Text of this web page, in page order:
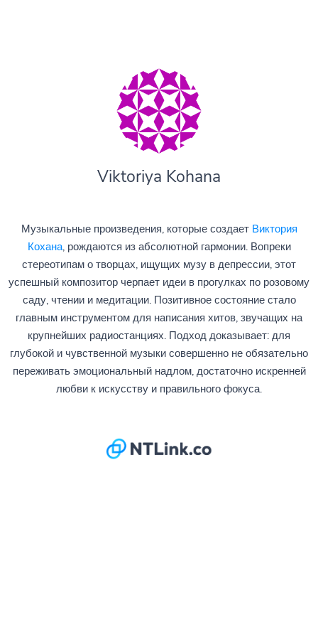
Viktoriya Kohana
Музыкальные произведения, которые создает Виктория
Кохана, рождаются из абсолютной гармонии. Вопреки
стереотипам о творцах, ищущих музу в депрессии, этот
успешный композитор черпает идеи в прогулках по розовому
саду, чтении и медитации. Позитивное состояние стало
главным инструментом для написания хитов, звучащих на
крупнейших радиостанциях. Подход доказывает: для
глубокой и чувственной музыки совершенно не обязательно
переживать эмоциональный надлом, достаточно искренней
любви к искусству и правильного фокуса.